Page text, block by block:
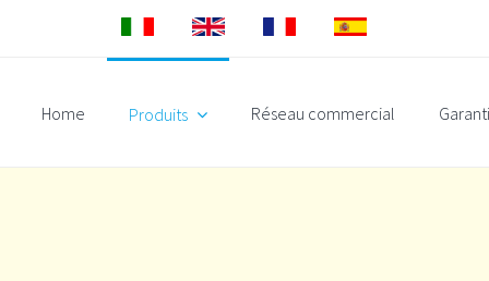
Home
Produits Réseau commercial